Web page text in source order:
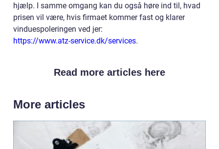
hjælp. I samme omgang kan du også høre ind til, hvad
prisen vil være, hvis firmaet kommer fast og klarer
vinduespoleringen ved jer:
https://www.atz-service.dk/services.
Read more articles here
More articles